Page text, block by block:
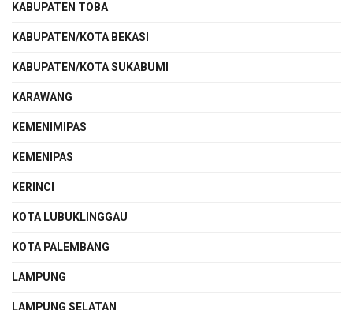
KABUPATEN TOBA
KABUPATEN/KOTA BEKASI
KABUPATEN/KOTA SUKABUMI
KARAWANG
KEMENIMIPAS
KEMENIPAS
KERINCI
KOTA LUBUKLINGGAU
KOTA PALEMBANG
LAMPUNG